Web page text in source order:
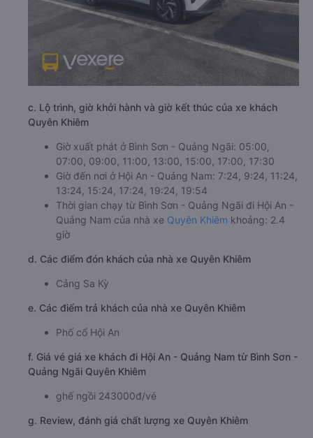
c. Lộ trình, giờ khởi hành và giờ kết thúc của xe khách
Quyên Khiêm
Giờ xuất phát ở Bình Sơn - Quảng Ngãi: 05:00,
07:00, 09:00, 11:00, 13:00, 15:00, 17:00, 17:30
Giờ đến nơi ở Hội An - Quảng Nam: 7:24, 9:24, 11:24,
13:24, 15:24, 17:24, 19:24, 19:54
Thời gian chạy từ Bình Sơn - Quảng Ngãi đi Hội An -
Quảng Nam của nhà xe Quyên Khiêm khoảng: 2.4
giờ
d. Các điểm đón khách của nhà xe Quyên Khiêm
Cảng Sa Kỳ
e. Các điểm trả khách của nhà xe Quyên Khiêm
Phố cổ Hội An
f. Giá vé giá xe khách đi Hội An - Quảng Nam từ Bình Sơn -
Quảng Ngãi Quyên Khiêm
ghế ngồi 243000đ/vé
g. Review, đánh giá chất lượng xe Quyên Khiêm